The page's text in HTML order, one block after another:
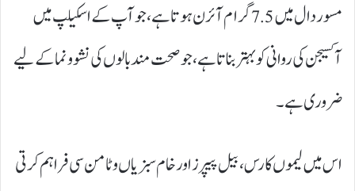
مسور دال میں 7.5 گرام آئرن ہوتا ہے، جو آپ کے اسکیلپ میں
آکسیجن کی روانی کو بہتر بناتا ہے، جو صحت مند بالوں کی نشوونما کے لیے
ضروری ہے۔
اس میں لیموں کا رس، بیل پیپرز اور خام سبزیاں وٹامن سی فراہم کرتی